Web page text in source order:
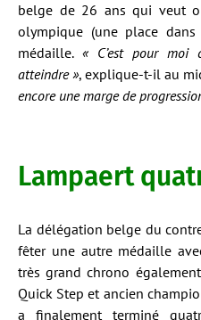
belge de 26 ans qui veut
olympique (une place
médaille.« C’est pour
atteindre », explique-t-il au
encore une marge de
Lampaert
La délégation belge du
fêter une autre médaille
très grand chrono
Quick Step et ancien
a finalement terminé